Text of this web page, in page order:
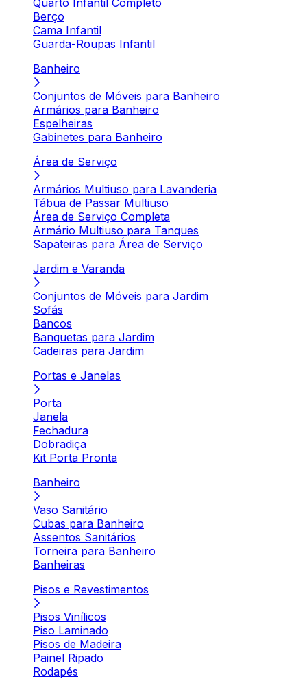
Quarto Infantil Completo
Berço
Cama Infantil
Guarda-Roupas Infantil
Banheiro
Conjuntos de Móveis para Banheiro
Armários para Banheiro
Espelheiras
Gabinetes para Banheiro
Área de Serviço
Armários Multiuso para Lavanderia
Tábua de Passar Multiuso
Área de Serviço Completa
Armário Multiuso para Tanques
Sapateiras para Área de Serviço
Jardim e Varanda
Conjuntos de Móveis para Jardim
Sofás
Bancos
Banquetas para Jardim
Cadeiras para Jardim
Portas e Janelas
Porta
Janela
Fechadura
Dobradiça
Kit Porta Pronta
Banheiro
Vaso Sanitário
Cubas para Banheiro
Assentos Sanitários
Torneira para Banheiro
Banheiras
Pisos e Revestimentos
Pisos Vinílicos
Piso Laminado
Pisos de Madeira
Painel Ripado
Rodapés